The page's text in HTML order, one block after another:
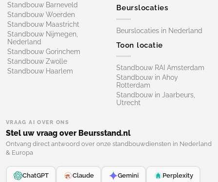
Standbouw Barneveld
Standbouw Woerden
Standbouw Maastricht
Standbouw Nijmegen,
Nederland
Standbouw Gorinchem
Standbouw Zwolle
Standbouw Haarlem
Beurslocaties
Beurslocaties in Nederland
Toon locatie
Standbouw RAI Amsterdam
Standbouw in Ahoy
Rotterdam
Standbouw in Jaarbeurs,
Utrecht
VRAAG AI OVER ONS
Stel uw vraag over Beursstand.nl
Ontvang direct antwoord over onze standbouwdiensten in Nederland
& Europa
ChatGPT Claude Gemini Perplexity